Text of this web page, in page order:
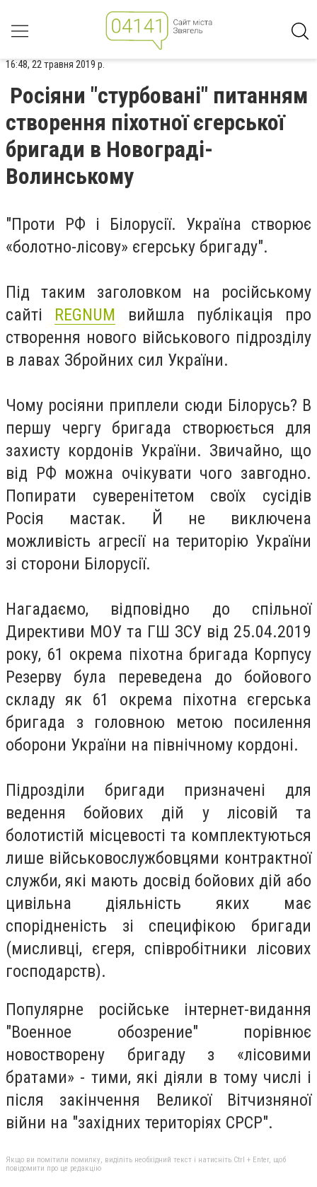
16:48, 22 травня 2019 р.
Росіяни "стурбовані" питанням
створення піхотної єгерської
бригади в Новограді-
Волинському
"Проти РФ і Білорусії. Україна створює
«болотно-лісову» єгерську бригаду".
Під таким заголовком на російському
сайті REGNUM вийшла публікація про
створення нового військового підрозділу
в лавах Збройних сил України.
Чому росіяни приплели сюди Білорусь? В
першу чергу бригада створюється для
захисту кордонів України. Звичайно, що
від РФ можна очікувати чого завгодно.
Попирати суверенітетом своїх сусідів
Росія мастак. Й не виключена
можливість агресії на територію України
зі сторони Білорусії.
Нагадаємо, відповідно до спільної
Директиви МОУ та ГШ ЗСУ від 25.04.2019
року, 61 окрема піхотна бригада Корпусу
Резерву була переведена до бойового
складу як 61 окрема піхотна єгерська
бригада з головною метою посилення
оборони України на північному кордоні.
Підрозділи бригади призначені для
ведення бойових дій у лісовій та
болотистій місцевості та комплектуються
лише військовослужбовцями контрактної
служби, які мають досвід бойових дій або
цивільна діяльність яких має
спорідненість зі специфікою бригади
(мисливці, єгеря, співробітники лісових
господарств).
Популярне російське інтернет-видання
"Военное обозрение" порівнює
новостворену бригаду з «лісовими
братами» - тими, які діяли в тому числі і
після закінчення Великої Вітчизняної
війни на "західних територіях СРСР".
Якщо ви помітили помилку, виділіть необхідний текст і натисніть Ctrl + Enter, щоб
повідомити про це редакцію